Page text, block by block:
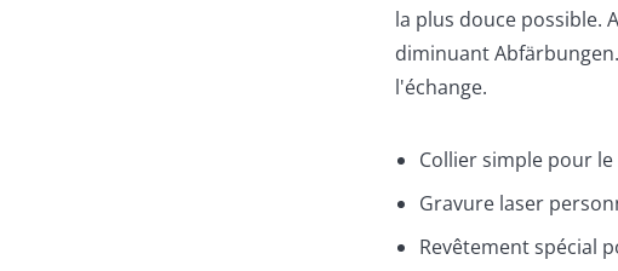
la plus douce possible.
diminuant
l'échange.
Collier simple pour
Gravure laser
Revêtement spécial